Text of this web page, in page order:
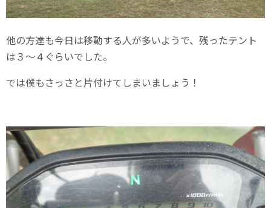
他の方達も今日は移動する人が多いようで、残ったテント
は３～４ぐらいでした。
では僕もさっさと片付けてしまいましょう！